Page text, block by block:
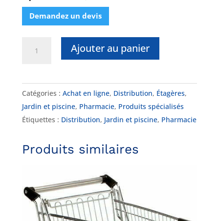
Demandez un devis
ETR1848
Ajouter au panier
Catégories : Achat en ligne, Distribution, Étagères,
Jardin et piscine, Pharmacie, Produits spécialisés
Étiquettes : Distribution, Jardin et piscine, Pharmacie
Produits similaires